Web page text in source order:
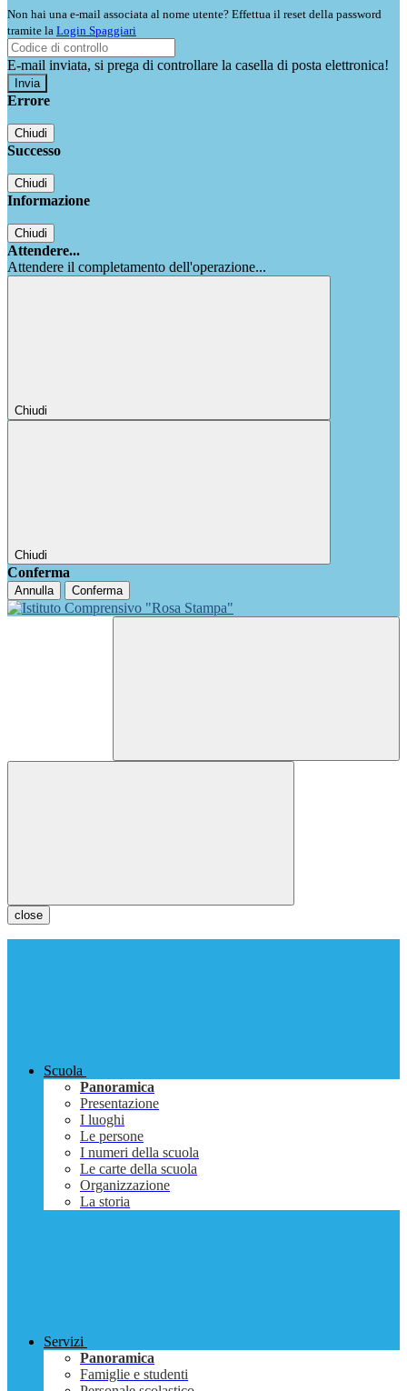
Non hai una e-mail associata al nome utente? Effettua il reset della password
tramite la Login Spaggiari
E-mail inviata, si prega di controllare la casella di posta elettronica!
Errore
Chiudi
Successo
Chiudi
Informazione
Chiudi
Attendere...
Attendere il completamento dell'operazione...
Chiudi
Chiudi
Conferma
Annulla Conferma
close
Scuola
Panoramica
Presentazione
I luoghi
Le persone
I numeri della scuola
Le carte della scuola
Organizzazione
La storia
Servizi
Panoramica
Famiglie e studenti